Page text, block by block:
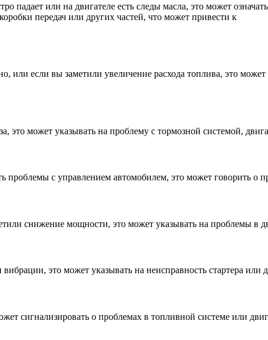
падает или на двигателе есть следы масла, это может
передач или других частей, что может привести к
или если вы заметили увеличение расхода топлива, это
это может указывать на проблему с тормозной системой,
проблемы с управлением автомобилем, это может говорить о
снижение мощности, это может указывать на проблемы в
это может указывать на неисправность стартера или
сигнализировать о проблемах в топливной системе или